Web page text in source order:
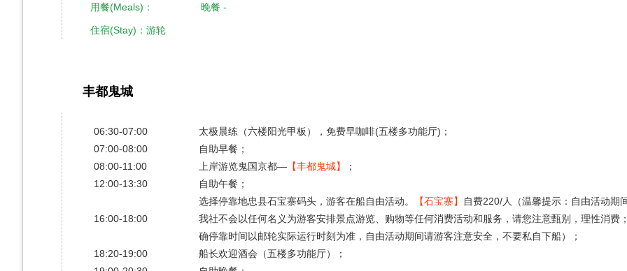
用餐(Meals)： 晚餐 -
住宿(Stay)：游轮
丰都鬼城
​06:30-07:00
太极晨练（六楼阳光甲板），免费早咖啡(五楼多功能厅)；
07:00-08:00
自助早餐；
08:00-11:00
上岸游览鬼国京都— 【丰都鬼城】
；
12:00-13:30
自助午餐；
16:00-18:00
选择停靠地忠县石宝寨码头，游客在船自由活动。 【石宝寨】
自费220/人（温馨提示：自由活动期
我社不会以任何名义为游客安排景点游览、购物等任何消费活动和服务，请您注意甄别，理性消费
确停靠时间以邮轮实际运行时刻为准，自由活动期间请游客注意安全，不要私自下船）；
18:20-19:00
船长欢迎酒会（五楼多功能厅）；